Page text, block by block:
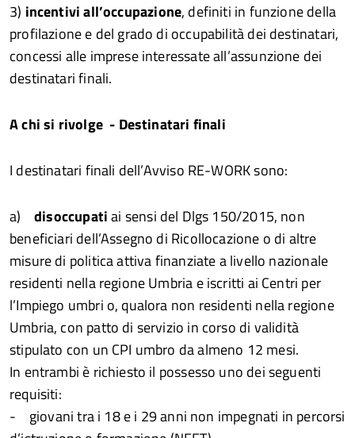
3) incentivi all’occupazione, definiti in funzione della
profilazione e del grado di occupabilità dei destinatari,
concessi alle imprese interessate all’assunzione dei
destinatari finali.
A chi si rivolge - Destinatari finali
I destinatari finali dell’Avviso RE-WORK sono:
a)disoccupatiai sensi del Dlgs 150/2015, non
beneficiari dell’Assegno di Ricollocazione o di altre
misure di politica attiva finanziate a livello nazionale
residenti nella regione Umbria e iscritti ai Centri per
l’Impiego umbri o, qualora non residenti nella regione
Umbria, con patto di servizio in corso di validità
stipulato con un CPI umbro da almeno 12 mesi.
In entrambi è richiesto il possesso uno dei seguenti
requisiti:
- giovani tra i 18 e i 29 anni non impegnati in percorsi